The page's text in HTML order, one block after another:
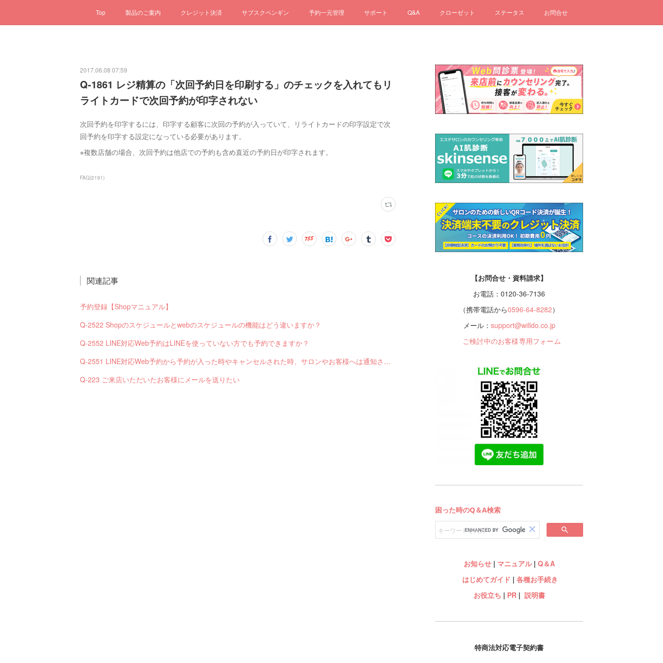
Top 製品のご案内 クレジット決済 サブスクペンギン 予約一元管理 サポート Q&A クローゼット ステータス お問合せ
2017.06.08 07:59
Q-1861 レジ精算の「次回予約日を印刷する」のチェックを入れてもリ
ライトカードで次回予約が印字されない
次回予約を印字するには、印字する顧客に次回の予約が入っていて、リライトカードの印字設定で次
回予約を印字する設定になっている必要があります。
※複数店舗の場合、次回予約は他店での予約も含め直近の予約日が印字されます。
FAQ(2191)
関連記事
予約登録【Shopマニュアル】
Q-2522 Shopのスケジュールとwebのスケジュールの機能はどう違いますか？
Q-2552 LINE対応Web予約はLINEを使っていない方でも予約できますか？
Q-2551 LINE対応Web予約から予約が入った時やキャンセルされた時、サロンやお客様へは通知されますか？
Q-223 ご来店いただいたお客様にメールを送りたい
【お問合せ・資料請求】
お電話：0120-36-7136
（携帯電話から0596-64-8282）
メール： support@willdo.co.jp
ご検討中のお客様専用フォーム
お知らせ| マニュアル| Q＆A
はじめてガイド | 各種お手続き
お役立ち | PR| 説明書
特商法対応電子契約書